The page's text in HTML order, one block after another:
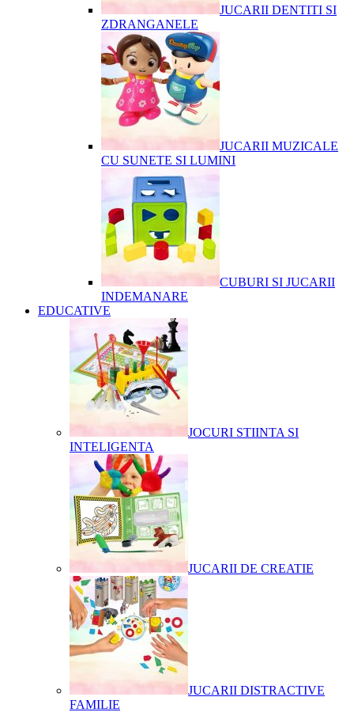
JUCARII DENTITI SI
ZDRANGANELE
JUCARII MUZICALE
CU SUNETE SI LUMINI
CUBURI SI JUCARII
INDEMANARE
EDUCATIVE
JOCURI STIINTA SI
INTELIGENTA
JUCARII DE CREATIE
JUCARII DISTRACTIVE
FAMILIE